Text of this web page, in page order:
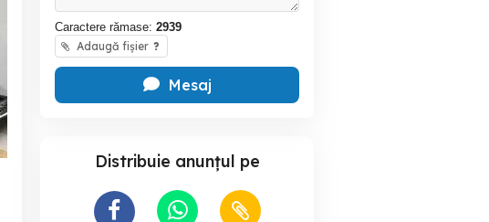
Caractere rămase: 2939
Adaugă fișier ?
Mesaj
Distribuie anunțul pe